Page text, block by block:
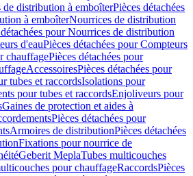
de distribution à emboîterPièces détachées
à emboîterNourrices de distribution
pour Nourrices de distribution
d'eauPièces détachées pour Compteurs
chauffagePièces détachées pour
AccessoiresPièces détachées pour
tubes et raccordsIsolations pour
pour tubes et raccordsEnjoliveurs pour
Gaines de protection et aides à
Pièces détachées pour
Armoires de distributionPièces détachées
Fixations pour nourrice de
Geberit MeplaTubes multicouches
pour chauffageRaccordsPièces